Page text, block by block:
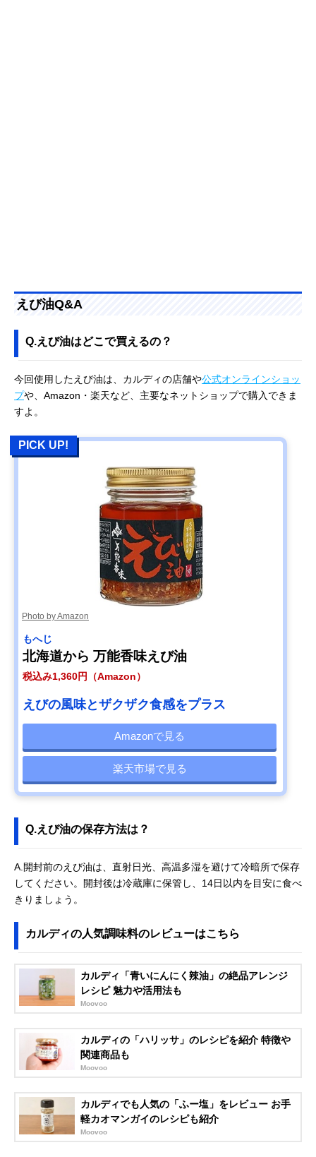
えび油Q&A
Q.えび油はどこで買えるの？
今回使用したえび油は、カルディの店舗や公式オンラインショッ
プや、Amazon・楽天など、主要なネットショップで購入できま
すよ。
PICK UP!
Photo by Amazon
もへじ
北海道から 万能香味えび油
税込み1,360円（Amazon）
えびの風味とザクザク食感をプラス
Amazonで見る
楽天市場で見る
Q.えび油の保存方法は？
A.開封前のえび油は、直射日光、高温多湿を避けて冷暗所で保存
してください。開封後は冷蔵庫に保管し、14日以内を目安に食べ
きりましょう。
カルディの人気調味料のレビューはこちら
カルディ「青いにんにく辣油」の絶品アレンジ
レシピ 魅力や活用法も
Moovoo
カルディの「ハリッサ」のレシピを紹介 特徴や
関連商品も
Moovoo
カルディでも人気の「ふー塩」をレビュー お手
軽カオマンガイのレシピも紹介
Moovoo